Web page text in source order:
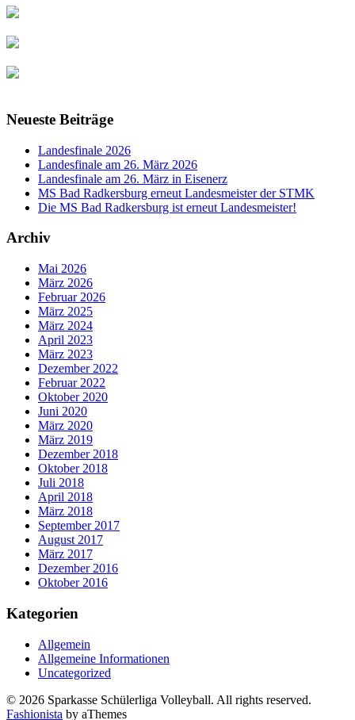
Neueste Beiträge
Landesfinale 2026
Landesfinale am 26. März 2026
Landesfinale am 26. März in Eisenerz
MS Bad Radkersburg erneut Landesmeister der STMK
Die MS Bad Radkersburg ist erneut Landesmeister!
Archiv
Mai 2026
März 2026
Februar 2026
März 2025
März 2024
April 2023
März 2023
Dezember 2022
Februar 2022
Oktober 2020
Juni 2020
März 2020
März 2019
Dezember 2018
Oktober 2018
Juli 2018
April 2018
März 2018
September 2017
August 2017
März 2017
Dezember 2016
Oktober 2016
Kategorien
Allgemein
Allgemeine Informationen
Uncategorized
© 2026 Sparkasse Schülerliga Volleyball. All rights reserved.
Fashionista by aThemes